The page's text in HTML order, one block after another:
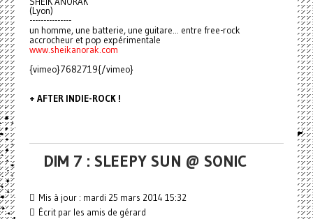
(Lyon)
---------------
un homme, une batterie, une guitare... entre free-rock
accrocheur et pop expérimentale
www.sheikanorak.com
{vimeo}7682719{/vimeo}
+ AFTER INDIE-ROCK !
DIM 7 : SLEEPY SUN @ SONIC
Mis à jour : mardi 25 mars 2014 15:32
Écrit par les amis de gérard